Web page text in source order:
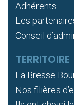
Adhérents
Les
Conseil
TERRITOIRE
La Bresse
Nos filières